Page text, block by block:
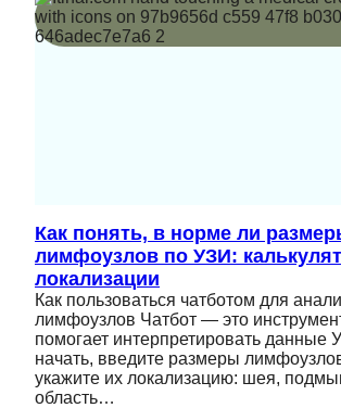
Как понять, в норме ли
лимфоузлов по УЗИ:
локализации
Как пользоваться чатботом для
лимфоузлов Чатбот — это
помогает интерпретировать данные
начать, введите размеры
укажите их локализацию: шея,
область…